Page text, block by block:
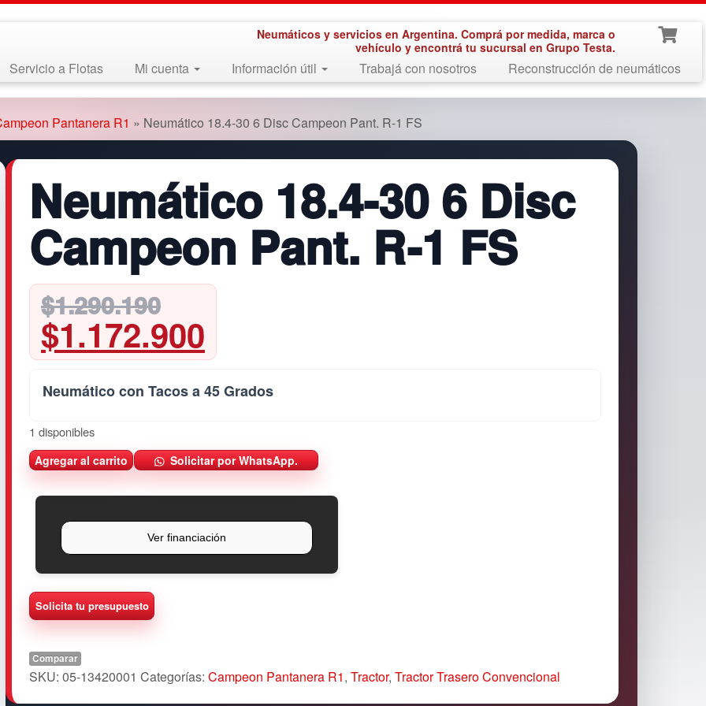
Neumáticos y servicios en Argentina. Comprá por medida, marca o
vehículo y encontrá tu sucursal en Grupo Testa.
Servicio a Flotas Mi cuenta Información útil Trabajá con nosotros Reconstrucción de neumáticos
Pantanera R1 » Neumático 18.4-30 6 Disc Campeon Pant. R-1 FS
Neumático 18.4-30 6 Disc
Campeon Pant. R-1 FS
$1.290.190
Original
price
was:
$1.172.900
Current
price
is:
Neumático con Tacos a 45 Grados
1 disponibles
N
e
o
1
4
-
3
0
Agregar al carrito Solicitar por WhatsApp.
Comparar
SKU: 05-13420001 Categorías: Campeon Pantanera R1, Tractor, Tractor Trasero Convencional